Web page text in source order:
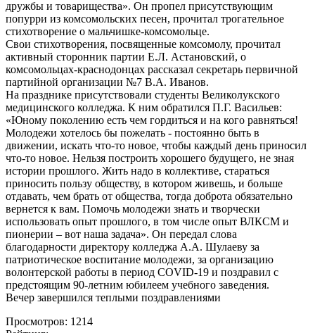
дружбы и товарищества». Он пропел присутствующим
попурри из комсомольских песен, прочитал трогательное
стихотворение о мальчишке-комсомольце.
Свои стихотворения, посвященные комсомолу, прочитал
активный сторонник партии Е.Л. Астановский, о
комсомольцах-краснодонцах рассказал секретарь первичной
партийной организации №7 В.А. Иванов.
На празднике присутствовали студенты Великолукского
медицинского колледжа. К ним обратился П.Г. Васильев:
«Юному поколению есть чем гордиться и на кого равняться!
Молодежи хотелось бы пожелать - постоянно быть в
движении, искать что-то новое, чтобы каждый день приносил
что-то новое. Нельзя построить хорошего будущего, не зная
истории прошлого. Жить надо в коллективе, стараться
приносить пользу обществу, в котором живешь, и больше
отдавать, чем брать от общества, тогда доброта обязательно
вернется к вам. Помочь молодежи знать и творчески
использовать опыт прошлого, в том числе опыт ВЛКСМ и
пионерии – вот наша задача». Он передал слова
благодарности директору колледжа А.А. Шулаеву за
патриотическое воспитание молодежи, за организацию
волонтерской работы в период COVID-19 и поздравил с
предстоящим 90-летним юбилеем учебного заведения.
Вечер завершился теплыми поздравлениями
Просмотров: 1214